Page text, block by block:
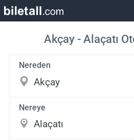
Akçay - Alaçatı
Nereden
Nereye